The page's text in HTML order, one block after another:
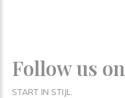
Follow us
START IN STIJL.